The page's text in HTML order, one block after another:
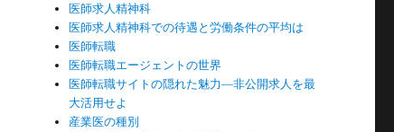
医師求人精神科
医師求人精神科での待遇と労働条件の平均は
医師転職
医師転職エージェントの世界
医師転職サイトの隠れた魅力―非公開求人を最
大活用せよ
産業医の種別